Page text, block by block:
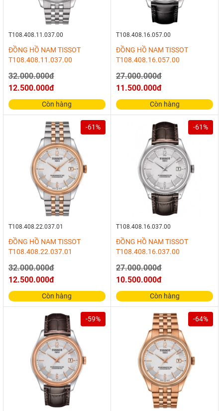
T108.408.11.037.00
ĐỒNG HỒ NAM TISSOT
T108.408.11.037.00
32.000.000đ
12.500.000đ
Còn hàng
T108.408.16.057.00
ĐỒNG HỒ NAM TISSOT
T108.408.16.057.00
27.000.000đ
11.500.000đ
Còn hàng
-61%
T108.408.22.037.01
ĐỒNG HỒ NAM TISSOT
T108.408.22.037.01
32.000.000đ
12.500.000đ
Còn hàng
-61%
T108.408.16.037.00
ĐỒNG HỒ NAM TISSOT
T108.408.16.037.00
27.000.000đ
10.500.000đ
Còn hàng
-59% -64%